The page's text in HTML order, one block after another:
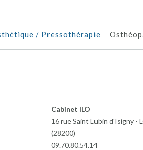
/ Pressothérapie
Cabinet ILO
16 rue Saint Lubin d'Isigny -
(28200)
09.70.80.54.14